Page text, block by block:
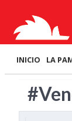
INICIO LA